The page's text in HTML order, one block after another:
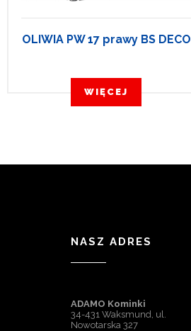
OLIWIA PW 17 prawy BS DECO
WIĘCEJ
NASZ ADRES
ADAMO Kominki
34-431 Waksmund, ul.
Nowotarska 327